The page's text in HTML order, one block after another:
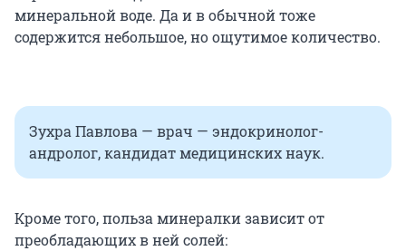
минеральной воде. Да и в обычной тоже
содержится небольшое, но ощутимое количество.
Зухра Павлова — врач — эндокринолог-
андролог, кандидат медицинских наук.
Кроме того, польза минералки зависит от
преобладающих в ней солей: